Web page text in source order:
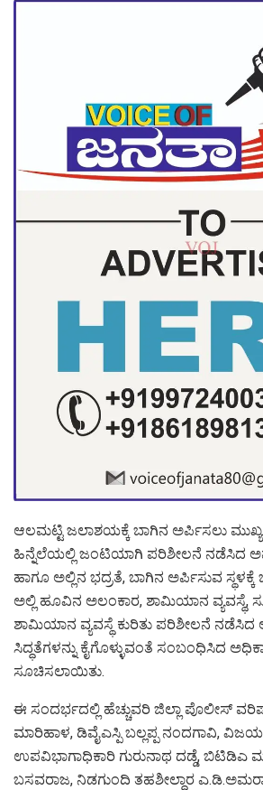
ಆಲಮಟ್ಟಿ ಜಲಾಶಯಕ್ಕೆ ಬಾಗಿನ ಅರ್ಪಿಸಲು
ಹಿನ್ನೆಲೆಯಲ್ಲಿ ಜಂಟಿಯಾಗಿ ಪರಿಶೀಲನೆ ನಡೆಸಿದ
ಹಾಗೂ ಅಲ್ಲಿನ ಭದ್ರತೆ, ಬಾಗಿನ ಅರ್ಪಿಸುವ ಸ್ಥಳಕ್ಕೆ
ಅಲ್ಲಿ ಹೂವಿನ ಅಲಂಕಾರ, ಶಾಮಿಯಾನ ವ್ಯವಸ್ಥೆ,
ಶಾಮಿಯಾನ ವ್ಯವಸ್ಥೆ ಕುರಿತು ಪರಿಶೀಲನೆ ನಡೆಸಿದ
ಸಿದ್ಧತೆಗಳನ್ನು ಕೈಗೊಳ್ಳುವಂತೆ ಸಂಬಂಧಿಸಿದ
ಸೂಚಿಸಲಾಯಿತು.
ಈ ಸಂದರ್ಭದಲ್ಲಿ ಹೆಚ್ಚುವರಿ ಜಿಲ್ಲಾ ಪೊಲೀಸ್
ಮಾರಿಹಾಳ, ಡಿವೈಎಸ್ಪಿ ಬಲ್ಲಪ್ಪ ನಂದಗಾವಿ,
ಉಪವಿಭಾಗಾಧಿಕಾರಿ ಗುರುನಾಥ ದಡ್ಡೆ, ಬಿಟಿಡಿಎ
ಬಸವರಾಜ, ನಿಡಗುಂದಿ ತಹಶೀಲ್ದಾರ